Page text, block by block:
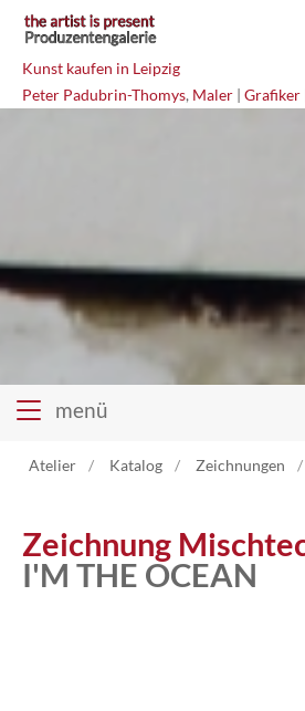
Kunst kaufen in Leipzig
Peter Padubrin-Thomys, Maler | Grafiker
menü
Atelier
Atelier Katalog Zeichnungen
Zeichnung
I'M THE OCEAN